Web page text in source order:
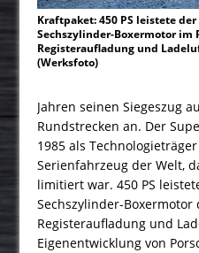
Kraftpaket: 450 PS leistete
Sechszylinder-Boxermotor im
Registeraufladung und
(Werksfoto)
Jahren seinen Siegeszug
Rundstrecken an. Der
1985 als
Serienfahrzeug der Welt,
limitiert war. 450 PS
Sechszylinder-
Registeraufladung und
Eigenentwicklung von